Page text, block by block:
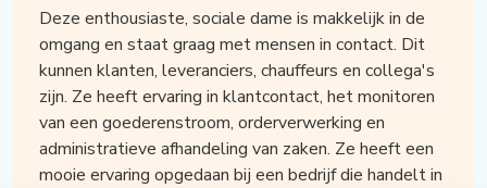
Deze enthousiaste, sociale dame is makkelijk in de
omgang en staat graag met mensen in contact. Dit
kunnen klanten, leveranciers, chauffeurs en collega's
zijn. Ze heeft ervaring in klantcontact, het monitoren
van een goederenstroom, orderverwerking en
administratieve afhandeling van zaken. Ze heeft een
mooie ervaring opgedaan bij een bedrijf die handelt in